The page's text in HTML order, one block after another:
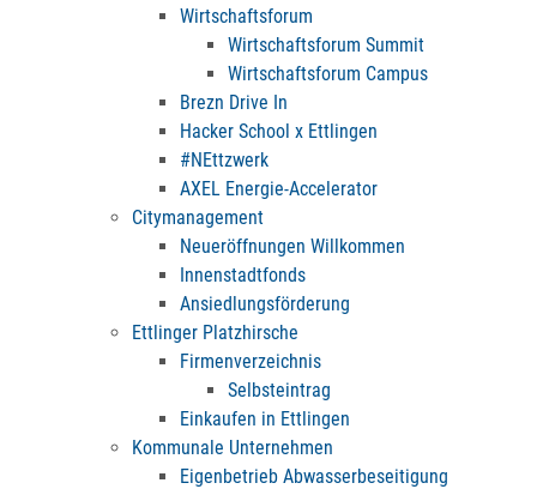
Wirtschaftsforum
Wirtschaftsforum Summit
Wirtschaftsforum Campus
Brezn Drive In
Hacker School x Ettlingen
#NEttzwerk
AXEL Energie-Accelerator
Citymanagement
Neueröffnungen Willkommen
Innenstadtfonds
Ansiedlungsförderung
Ettlinger Platzhirsche
Firmenverzeichnis
Selbsteintrag
Einkaufen in Ettlingen
Kommunale Unternehmen
Eigenbetrieb Abwasserbeseitigung